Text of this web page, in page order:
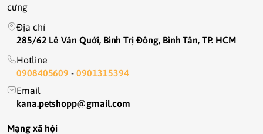
cưng
Địa chỉ
285/62 Lê Văn Quới, Bình Trị Đông, Bình Tân, TP. HCM
Hotline
0908405609-0901315394
Email
kana.petshopp@gmail.com
Mạng xã hội